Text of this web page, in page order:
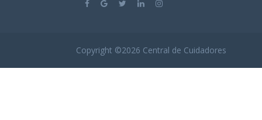
Copyright ©2026 Central de Cuidadores